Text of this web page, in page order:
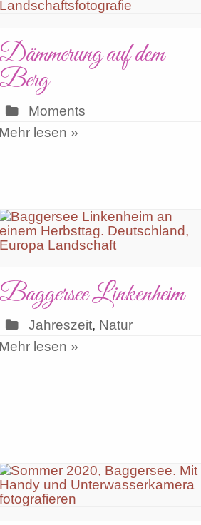
Dämmerung auf dem
Berg
Moments
Mehr lesen »
Baggersee Linkenheim
Jahreszeit, Natur
Mehr lesen »